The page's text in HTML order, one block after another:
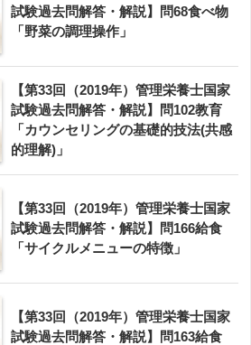
試験過去問解答・解説】問68食べ物
「野菜の調理操作」
【第33回（2019年）管理栄養士国家
試験過去問解答・解説】問102教育
「カウンセリングの基礎的技法(共感
的理解)」
【第33回（2019年）管理栄養士国家
試験過去問解答・解説】問166給食
「サイクルメニューの特徴」
【第33回（2019年）管理栄養士国家
試験過去問解答・解説】問163給食